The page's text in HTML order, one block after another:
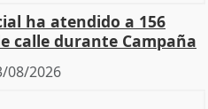
ha atendido a 156
calle durante Campaña
08/2026